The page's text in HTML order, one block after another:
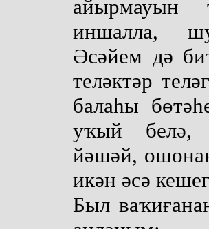
айырмауын
иншалла,
Әсәйем дә
теләктәр
балаһы
уҡый белә,
йәшәй,
икән әсә
Был